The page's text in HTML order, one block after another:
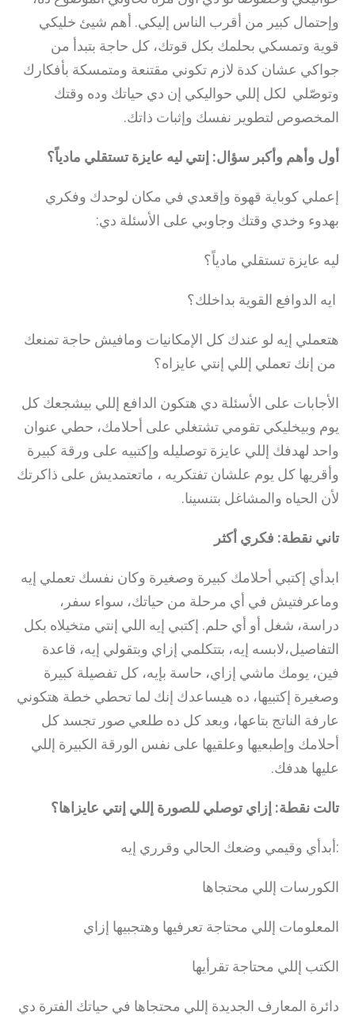
وإحتمال كبير من أقرب الناس إليكي. أهم شيئ خليكي
قوية وتمسكي بحلمك بكل قوتك، كل حاجة بتبدأ من
جواكي عشان كدة لازم تكوني مقتنعة ومتمسكة بأفكارك
وتوصّلي لكل إللي حواليكي إن دي حياتك وده وقتك
المخصوص لتطوير نفسك وإثبات ذاتك.
أول وأهم وأكبر سؤال: إنتي ليه عايزة تستقلي مادياً؟
إعملي كوباية قهوة وإقعدي في مكان لوحدك وفكري
بهدوء وخدي وقتك وجاوبي على الأسئلة دي:
ليه عايزة تستقلي مادياً؟
هتعملي إيه لو عندك كل الإمكانيات ومافيش حاجة تمنعك
الأجابات على الأسئلة دي هتكون الدافع إللي بيشجعك كل
يوم وبيخليكي تقومي تشتغلي على أحلامك، حطي عنوان
واحد لهدفك إللي عايزة توصليله وإكتبيه على ورقة كبيرة
وأقريها كل يوم علشان تفتكريه ، ماتعتمديش على ذاكرتك
لأن الحياه والمشاغل بتنسينا.
تاني نقطة: فكري أكثر
ابدأي إكتبي أحلامك كبيرة وصغيرة وكان نفسك تعملي إيه
وماعرفتيش في أي مرحلة من حياتك، سواء سفر،
دراسة، شغل أو أي حلم. إكتبي إيه اللي إنتي متخيلاه بكل
التفاصيل،لابسه إيه، بتتكلمي إزاي وبتقولي إيه، قاعدة
فين، يومك ماشي إزاي، حاسة بإيه، كل تفصيلة كبيرة
وصغيرة إكتبيها، ده هيساعدك إنك لما تحطي خطة هتكوني
عارفة الناتج بتاعها، وبعد كل ده طلعي صور تجسد كل
أحلامك وإطبعيها وعلقيها على نفس الورقة الكبيرة إللي
عليها هدفك.
تالت نقطة: إزاي توصلي للصورة إللي إنتي عايزاها؟
أبدأي وقيمي وضعك الحالي وقرري إيه:
الكورسات إللي محتجاها
المعلومات إللي محتاجة تعرفيها وهتجبيها إزاي
الكتب إللي محتاجة تقرأيها
دائرة المعارف الجديدة إللي محتجاها في حياتك الفترة دي